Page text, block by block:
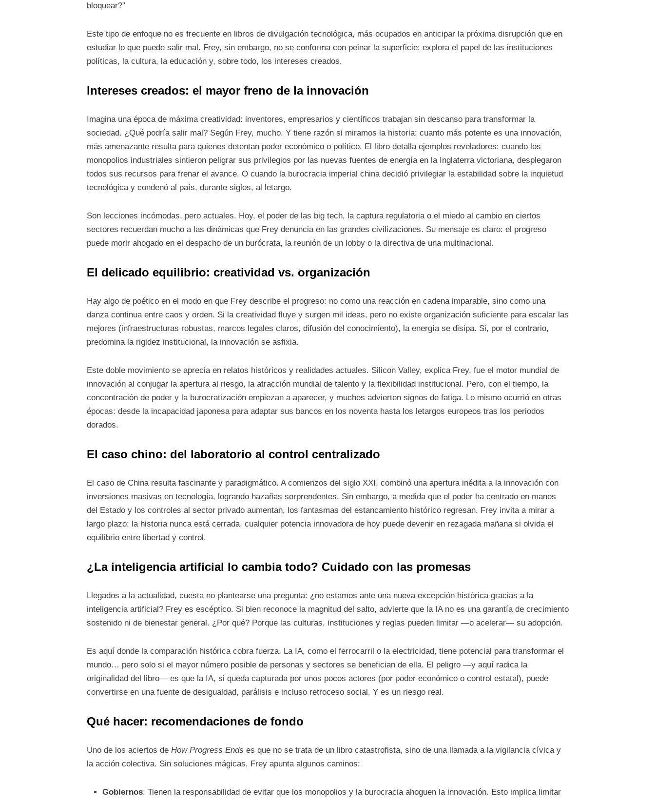
bloquear?”
Este tipo de enfoque no es frecuente en libros de divulgación tecnológica, más ocupados en anticipar la próxima disrupción que en
estudiar lo que puede salir mal. Frey, sin embargo, no se conforma con peinar la superficie: explora el papel de las instituciones
políticas, la cultura, la educación y, sobre todo, los intereses creados.
Intereses creados: el mayor freno de la innovación
Imagina una época de máxima creatividad: inventores, empresarios y científicos trabajan sin descanso para transformar la
sociedad. ¿Qué podría salir mal? Según Frey, mucho. Y tiene razón si miramos la historia: cuanto más potente es una innovación,
más amenazante resulta para quienes detentan poder económico o político. El libro detalla ejemplos reveladores: cuando los
monopolios industriales sintieron peligrar sus privilegios por las nuevas fuentes de energía en la Inglaterra victoriana, desplegaron
todos sus recursos para frenar el avance. O cuando la burocracia imperial china decidió privilegiar la estabilidad sobre la inquietud
tecnológica y condenó al país, durante siglos, al letargo.
Son lecciones incómodas, pero actuales. Hoy, el poder de las big tech, la captura regulatoria o el miedo al cambio en ciertos
sectores recuerdan mucho a las dinámicas que Frey denuncia en las grandes civilizaciones. Su mensaje es claro: el progreso
puede morir ahogado en el despacho de un burócrata, la reunión de un lobby o la directiva de una multinacional.
El delicado equilibrio: creatividad vs. organización
Hay algo de poético en el modo en que Frey describe el progreso: no como una reacción en cadena imparable, sino como una
danza continua entre caos y orden. Si la creatividad fluye y surgen mil ideas, pero no existe organización suficiente para escalar las
mejores (infraestructuras robustas, marcos legales claros, difusión del conocimiento), la energía se disipa. Si, por el contrario,
predomina la rigidez institucional, la innovación se asfixia.
Este doble movimiento se aprecia en relatos históricos y realidades actuales. Silicon Valley, explica Frey, fue el motor mundial de
innovación al conjugar la apertura al riesgo, la atracción mundial de talento y la flexibilidad institucional. Pero, con el tiempo, la
concentración de poder y la burocratización empiezan a aparecer, y muchos advierten signos de fatiga. Lo mismo ocurrió en otras
épocas: desde la incapacidad japonesa para adaptar sus bancos en los noventa hasta los letargos europeos tras los periodos
dorados.
El caso chino: del laboratorio al control centralizado
El caso de China resulta fascinante y paradigmático. A comienzos del siglo XXI, combinó una apertura inédita a la innovación con
inversiones masivas en tecnología, logrando hazañas sorprendentes. Sin embargo, a medida que el poder ha centrado en manos
del Estado y los controles al sector privado aumentan, los fantasmas del estancamiento histórico regresan. Frey invita a mirar a
largo plazo: la historia nunca está cerrada, cualquier potencia innovadora de hoy puede devenir en rezagada mañana si olvida el
equilibrio entre libertad y control.
¿La inteligencia artificial lo cambia todo? Cuidado con las promesas
Llegados a la actualidad, cuesta no plantearse una pregunta: ¿no estamos ante una nueva excepción histórica gracias a la
inteligencia artificial? Frey es escéptico. Si bien reconoce la magnitud del salto, advierte que la IA no es una garantía de crecimiento
sostenido ni de bienestar general. ¿Por qué? Porque las culturas, instituciones y reglas pueden limitar —o acelerar— su adopción.
Es aquí donde la comparación histórica cobra fuerza. La IA, como el ferrocarril o la electricidad, tiene potencial para transformar el
mundo… pero solo si el mayor número posible de personas y sectores se benefician de ella. El peligro —y aquí radica la
originalidad del libro— es que la IA, si queda capturada por unos pocos actores (por poder económico o control estatal), puede
convertirse en una fuente de desigualdad, parálisis e incluso retroceso social. Y es un riesgo real.
Qué hacer: recomendaciones de fondo
Uno de los aciertos de How Progress Ends es que no se trata de un libro catastrofista, sino de una llamada a la vigilancia cívica y
la acción colectiva. Sin soluciones mágicas, Frey apunta algunos caminos:
Gobiernos: Tienen la responsabilidad de evitar que los monopolios y la burocracia ahoguen la innovación. Esto implica limitar